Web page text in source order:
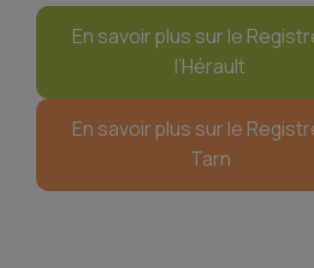
En savoir plus sur le
l’Hérault
En savoir plus sur le
Tarn